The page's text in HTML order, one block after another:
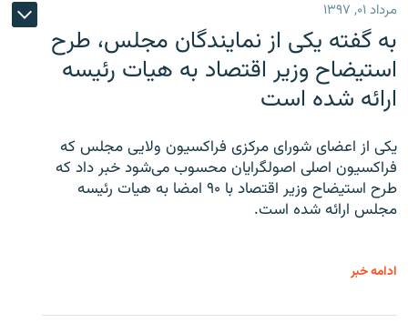
مرداد ۰۱, ۱۳۹۷
به گفته یکی از نمایندگان مجلس، طرح
استیضاح وزیر اقتصاد به هیات رئیسه
ارائه شده است
یکی از اعضای شورای مرکزی فراکسیون ولایی مجلس که
فراکسیون اصلی اصولگرایان محسوب می‌شود خبر داد که
طرح استیضاح وزیر اقتصاد با ۹۰ امضا به هیات رئیسه
مجلس ارائه شده است.
ادامه خبر